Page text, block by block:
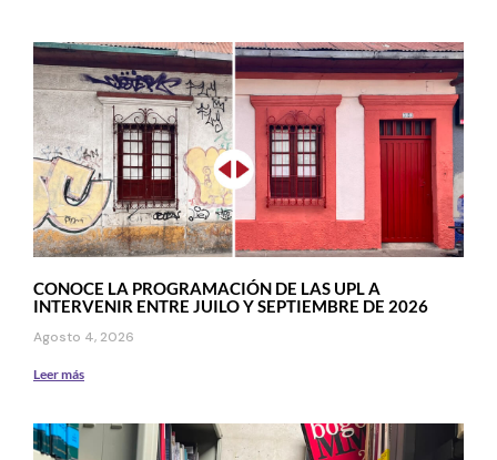
CONOCE LA PROGRAMACIÓN DE LAS UPL A
INTERVENIR ENTRE JUILO Y SEPTIEMBRE DE 2026
Agosto 4, 2026
Leer más